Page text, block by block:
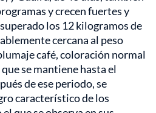
y crecen fuertes y
los 12 kilogramos de
cercana al peso
café, coloración normal
se mantiene hasta el
de ese periodo, se
característico de los